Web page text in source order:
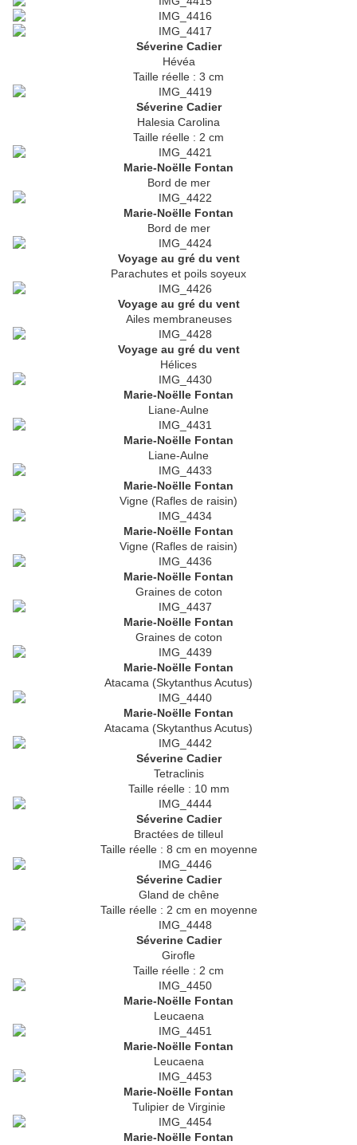
Séverine Cadier
Hévéa
Taille réelle : 3 cm
Séverine Cadier
Halesia Carolina
Taille réelle : 2 cm
Marie-Noëlle Fontan
Bord de mer
Marie-Noëlle Fontan
Bord de mer
Voyage au gré du vent
Parachutes et poils soyeux
Voyage au gré du vent
Ailes membraneuses
Voyage au gré du vent
Hélices
Marie-Noëlle Fontan
Liane-Aulne
Marie-Noëlle Fontan
Liane-Aulne
Marie-Noëlle Fontan
Vigne (Rafles de raisin)
Marie-Noëlle Fontan
Vigne (Rafles de raisin)
Marie-Noëlle Fontan
Graines de coton
Marie-Noëlle Fontan
Graines de coton
Marie-Noëlle Fontan
Atacama (Skytanthus Acutus)
Marie-Noëlle Fontan
Atacama (Skytanthus Acutus)
Séverine Cadier
Tetraclinis
Taille réelle : 10 mm
Séverine Cadier
Bractées de tilleul
Taille réelle : 8 cm en moyenne
Séverine Cadier
Gland de chêne
Taille réelle : 2 cm en moyenne
Séverine Cadier
Girofle
Taille réelle : 2 cm
Marie-Noëlle Fontan
Leucaena
Marie-Noëlle Fontan
Leucaena
Marie-Noëlle Fontan
Tulipier de Virginie
Marie-Noëlle Fontan